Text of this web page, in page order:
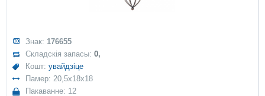
Знак: 176655
Складскія запасы:0,
Кошт:увайдзіце
Памер: 20,5x18x18
Пакаванне: 12